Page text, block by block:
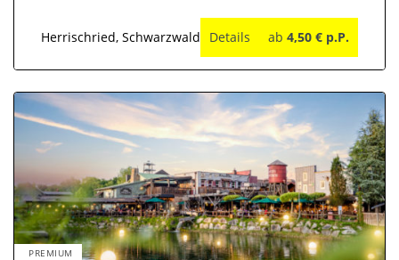
Herrischried, Schwarzwald Details ab 4,50 € p.P.
PREMIUM